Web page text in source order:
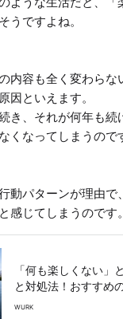
うですよね。
内容も全く変わらな
因といえます。
き、それが何年も続
くなってしまうので
動パターンが理由で
感じてしまうのです。
「何も楽しくない」
と対処法！おすすめ
WURK